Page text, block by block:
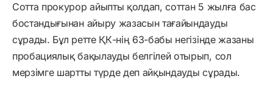
Сотта прокурор айыпты қолдап, соттан 5 жылға бас
бостандығынан айыру жазасын тағайындауды
сұрады. Бұл ретте ҚК-нің 63-бабы негізінде жазаны
пробациялық бақылауды белгілей отырып, сол
мерзімге шартты түрде деп айқындауды сұрады.